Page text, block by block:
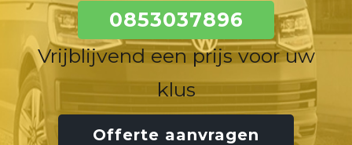
0853037896
Vrijblijvend een prijs voor uw
klus
Offerte aanvragen